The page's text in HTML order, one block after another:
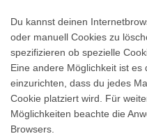
Du kannst deinen
oder manuell Cookies zu
spezifizieren ob spezielle
Eine andere Möglichkeit ist
einzurichten, dass du jedes
Cookie platziert wird. Für
Möglichkeiten beachte die
Browsers.